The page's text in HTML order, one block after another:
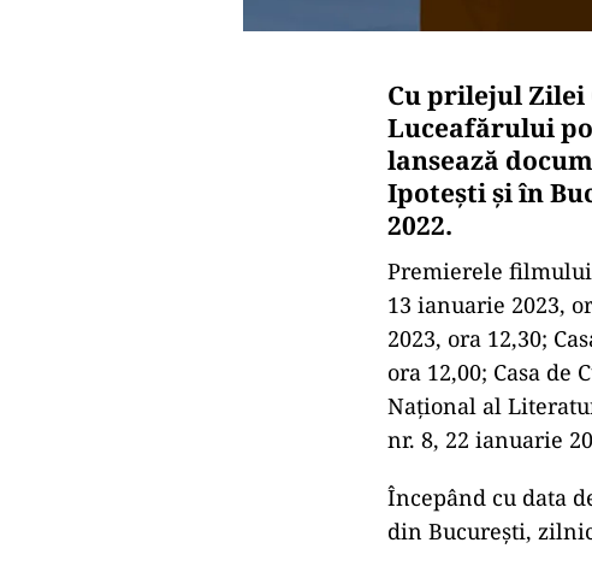
Cu prilejul Zilei
Luceafărului
lansează
Ipotești și în
2022.
Premierele filmului
13 ianuarie 2023,
2023, ora 12,30;
ora 12,00; Casa
Național al
nr. 8, 22 ianuarie
Începând cu data
din București,